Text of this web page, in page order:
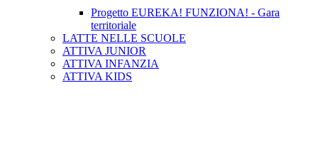
Progetto EUREKA! FUNZIONA! - Gara
territoriale
LATTE NELLE SCUOLE
ATTIVA JUNIOR
ATTIVA INFANZIA
ATTIVA KIDS